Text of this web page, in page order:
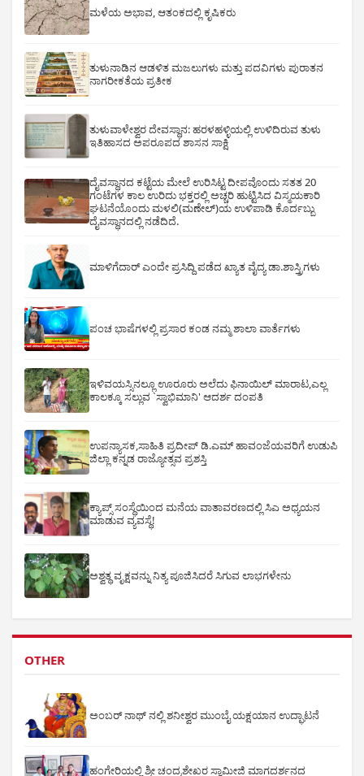
ಮಳೆಯ ಅಭಾವ, ಆತಂಕದಲ್ಲಿ ಕೃಷಿಕರು
ತುಳುನಾಡಿನ ಆಡಳಿತ ಮಜಲುಗಳು ಮತ್ತು ಪದವಿಗಳು ಪುರಾತನ
ನಾಗರೀಕತೆಯ ಪ್ರತೀಕ
ತುಳುವಾಳೇಶ್ವರ ದೇವಸ್ಥಾನ: ಹರಳಹಳ್ಳಿಯಲ್ಲಿ ಉಳಿದಿರುವ ತುಳು
ಇತಿಹಾಸದ ಅಪರೂಪದ ಶಾಸನ ಸಾಕ್ಷಿ
ದೈವಸ್ಥಾನದ ಕಟ್ಟೆಯ ಮೇಲೆ ಉರಿಸಿಟ್ಟ ದೀಪವೊಂದು ಸತತ 20
ಗಂಟೆಗಳ ಕಾಲ ಉರಿದು ಭಕ್ತರಲ್ಲಿ ಅಚ್ಚರಿ ಹುಟ್ಟಿಸಿದ ವಿಸ್ಮಯಕಾರಿ
ಘಟನೆಯೊಂದು ಮಳಲಿ(ಮಣೇಲ್)ಯ ಉಳಿಪಾಡಿ ಕೊರ್ದಬ್ಬು
ದೈವಸ್ಥಾನದಲ್ಲಿ ನಡೆದಿದೆ.
ಮಾಳಿಗೆದಾರ್ ಎಂದೇ ಪ್ರಸಿದ್ದಿ ಪಡೆದ ಖ್ಯಾತ ವೈದ್ಯ ಡಾ.ಶಾಸ್ತ್ರಿಗಳು
ಪಂಚ ಭಾಷೆಗಳಲ್ಲಿ ಪ್ರಸಾರ ಕಂಡ ನಮ್ಮ ಶಾಲಾ ವಾರ್ತೆಗಳು
ಇಳಿವಯಸ್ಸಿನಲ್ಲೂ ಊರೂರು ಅಲೆದು ಫಿನಾಯಿಲ್ ಮಾರಾಟ,ಎಲ್ಲ
ಕಾಲಕ್ಕೂ ಸಲ್ಲುವ `ಸ್ವಾಭಿಮಾನಿ' ಆದರ್ಶ ದಂಪತಿ
ಉಪನ್ಯಾಸಕ,ಸಾಹಿತಿ ಪ್ರದೀಪ್ ಡಿ.ಎಮ್ ಹಾವಂಜೆಯವರಿಗೆ ಉಡುಪಿ
ಜಿಲ್ಲಾ ಕನ್ನಡ ರಾಜ್ಯೋತ್ಸವ ಪ್ರಶಸ್ತಿ
ಕ್ಯಾಪ್ಸ್ ಸಂಸ್ಥೆಯಿಂದ ಮನೆಯ ವಾತಾವರಣದಲ್ಲಿ ಸಿಎ ಅಧ್ಯಯನ
ಮಾಡುವ ವ್ಯವಸ್ಥೆ!
ಅಶ್ವತ್ಥ ವೃಕ್ಷವನ್ನು ನಿತ್ಯ ಪೂಜಿಸಿದರೆ ಸಿಗುವ ಲಾಭಗಳೇನು
OTHER
ಅಂಬರ್ ನಾಥ್ ನಲ್ಲಿ ಶನೀಶ್ವರ ಮುಂಬೈ ಯಕ್ಷಯಾನ ಉದ್ಘಾಟನೆ
ಹಂಗೇರಿಯಲ್ಲಿ ಶ್ರೀ ಚಂದ್ರಶೇಖರ ಸ್ವಾಮೀಜಿ ಮಾಗದರ್ಶನದ